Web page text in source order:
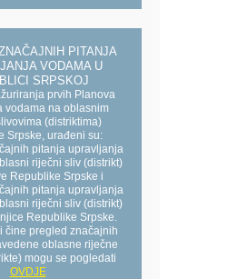
PITANJA
VODAMA U
SRPSKOJ
prvih Planova
vodama na oblasnim
(distriktima)
Srpske, urađeni su:
pitanja upravljanja
riječni sliv (distrikt)
Republike Srpske i
pitanja upravljanja
riječni sliv (distrikt)
Republike Srpske.
čine pregled značajnih
oblasne riječne
mogu se pogledati
OVDJE